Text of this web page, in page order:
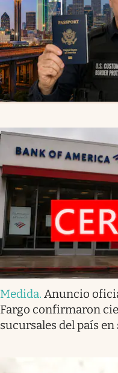
Medida. Anuncio
Fargo confirmaron
sucursales del país